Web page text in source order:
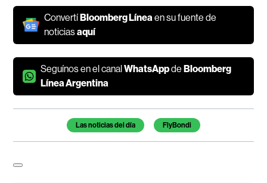
ConvertíBloomberg Línea en su fuente de
noticiasaquí
Seguínos en el canalWhatsAppdeBloomberg
Línea Argentina
Temas de este artículo
Las noticias del día FlyBondi